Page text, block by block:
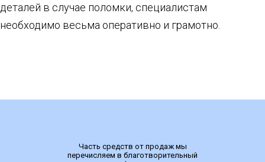
деталей в случае поломки, специалистам
необходимо весьма оперативно и грамотно.
Часть средств от продаж мы
перечисляем в благотворительный